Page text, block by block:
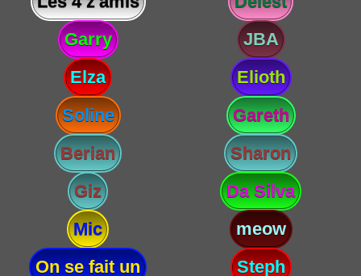
Garry
JBA
Elza
Elioth
Soline
Gareth
Berian
Sharon
Giz
Da Silva
Mic
meow
On se fait un
Steph